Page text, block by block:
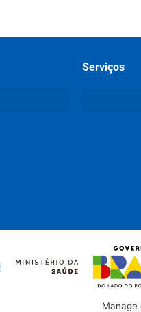
Serviços
Manage